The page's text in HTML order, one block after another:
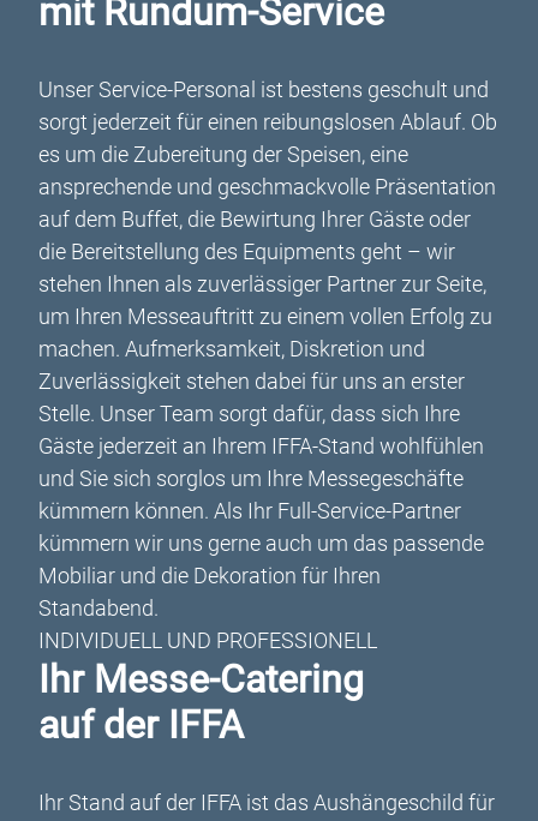
mit Rundum-Service
Unser Service-Personal ist bestens geschult und
sorgt jederzeit für einen reibungslosen Ablauf. Ob
es um die Zubereitung der Speisen, eine
ansprechende und geschmackvolle Präsentation
auf dem Buffet, die Bewirtung Ihrer Gäste oder
die Bereitstellung des Equipments geht – wir
stehen Ihnen als zuverlässiger Partner zur Seite,
um Ihren Messeauftritt zu einem vollen Erfolg zu
machen. Aufmerksamkeit, Diskretion und
Zuverlässigkeit stehen dabei für uns an erster
Stelle. Unser Team sorgt dafür, dass sich Ihre
Gäste jederzeit an Ihrem IFFA-Stand wohlfühlen
und Sie sich sorglos um Ihre Messegeschäfte
kümmern können. Als Ihr Full-Service-Partner
kümmern wir uns gerne auch um das passende
Mobiliar und die Dekoration für Ihren
Standabend.
INDIVIDUELL UND PROFESSIONELL
Ihr Messe-Catering
auf der IFFA
Ihr Stand auf der IFFA ist das Aushängeschild für